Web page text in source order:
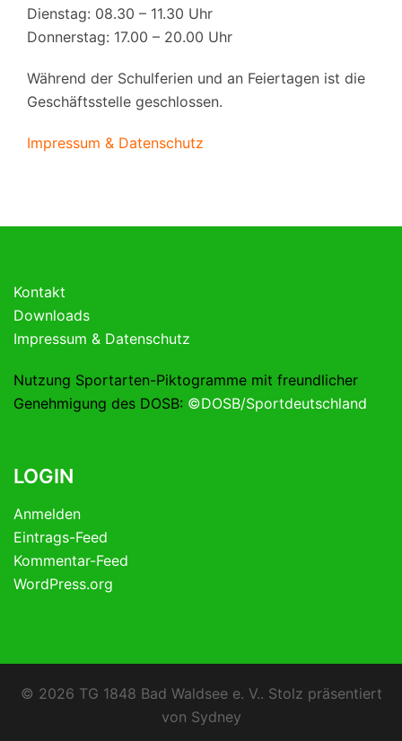
Dienstag: 08.30 – 11.30 Uhr
Donnerstag: 17.00 – 20.00 Uhr
Während der Schulferien und an Feiertagen ist die
Geschäftsstelle geschlossen.
Impressum & Datenschutz
Kontakt
Downloads
Impressum & Datenschutz
Nutzung Sportarten-Piktogramme mit freundlicher
Genehmigung des DOSB: ©DOSB/Sportdeutschland
LOGIN
Anmelden
Eintrags-Feed
Kommentar-Feed
WordPress.org
© 2026 TG 1848 Bad Waldsee e. V.. Stolz präsentiert
von Sydney